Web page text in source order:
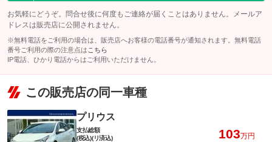
お気軽にどうぞ。問合せ後に何度もご連絡が届くことはありません。メールア
ドレスは販売店に公開されません。
※無料電話をご利用の場合は、販売店へお客様の電話番号が通知されます。無料電話
番号ご利用の際の注意点は こちら
IP電話、ひかり電話からはご利用いただけません。
この販売店の同一車種
プリウス
支払総額
(税込)(リ済込)
103万円